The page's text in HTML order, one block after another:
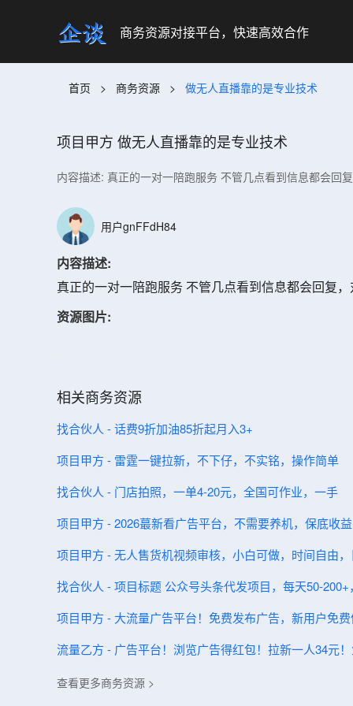
商务资源对接平台，快速高效合作
首页 > 商务资源 > 做无人直播靠的是专业技术
项目甲方 做无人直播靠的是专业技术
内容描述: 真正的一对一陪跑服务 不管几点看到信息都会
用户gnFFdH84
内容描述:
真正的一对一陪跑服务 不管几点看到信息都会回复
资源图片:
相关商务资源
找合伙人 - 话费9折加油85折起月入3+
项目甲方 - 雷霆一键拉新，不下仔，不实铭，操作简单
找合伙人 - 门店拍照，一单4-20元，全国可作业，一手
项目甲方 - 2026蕞新看广告平台，不需要养机，保底收
项目甲方 - 无人售货机视频审核，小白可做，时间自由
找合伙人 - 项目标题 公众号头条代发项目，每天50-200+
项目甲方 - 大流量广告平台！免费发布广告，新用户免
流量乙方 - 广告平台！浏览广告得红包！拉新一人34元
查看更多商务资源 >